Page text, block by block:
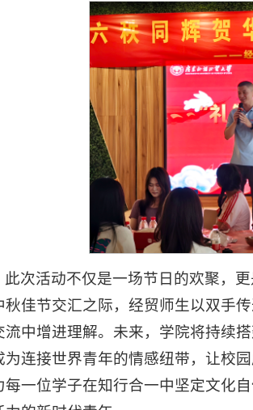
此次活动不仅是一场节日的欢聚，
秋佳节交汇之际，经贸师生以双手
流中增进理解。未来，学院将持续
为连接世界青年的情感纽带，让校
每一位学子在知行合一中坚定文化